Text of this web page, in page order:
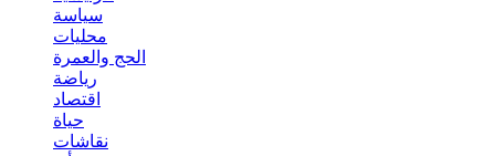
سياسة
محليات
الحج والعمرة
رياضة
اقتصاد
حياة
نقاشات